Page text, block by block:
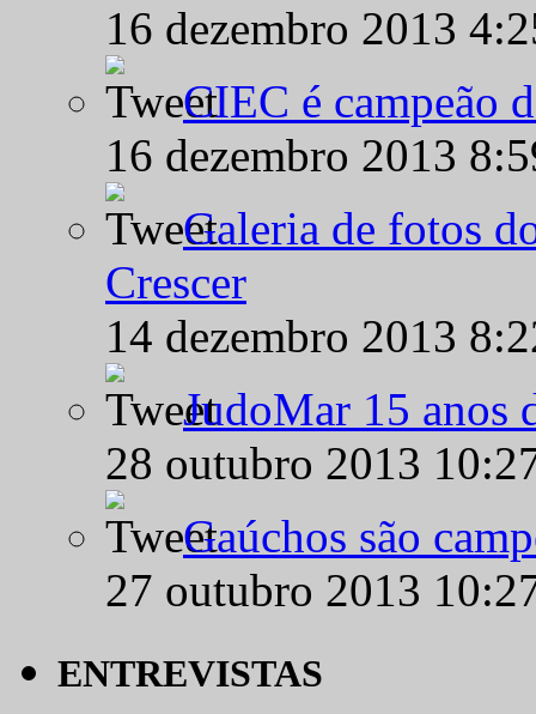
16 dezembro 2013
CIEC é campeão
16 dezembro 2013
Galeria de fotos
Crescer
14 dezembro 2013
JudoMar 15 anos
28 outubro 2013
Gaúchos são
27 outubro 2013
ENTREVISTAS